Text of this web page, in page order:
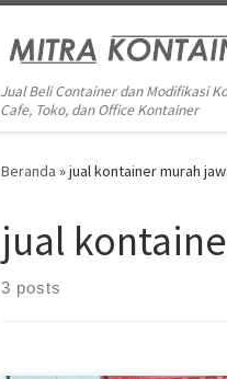
Jual Beli Container dan Modifikasi
Cafe, Toko, dan Office Kontainer
Beranda »jual kontainer murah
jual
3 posts